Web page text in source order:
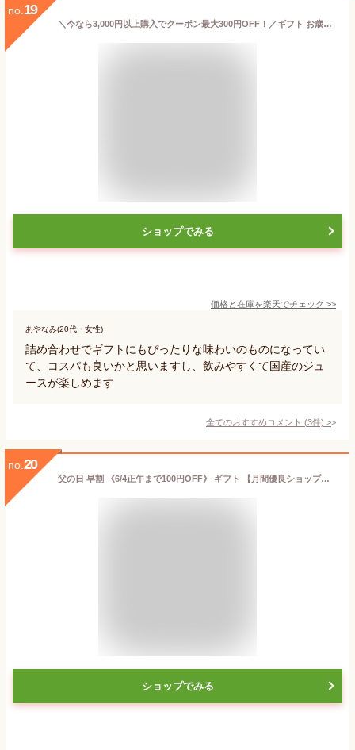
no. 19
＼今なら3,000円以上購入でクーポン最大300円OFF！／ギフト お歳暮 御歳暮 ジュース 詰め合わせ みかんジュース オレンジジュース みかん ジュース フルーツジュース 180ml 5本 8本 10本 和歌山 果汁100％ ストレート 誕生日プレゼント 内祝い 結婚祝い 出産祝い 出産内祝い
ショップでみる
価格と在庫を楽天でチェック >>
あやなみ(20代・女性)
詰め合わせでギフトにもぴったりな味わいのものになってい
て、コスパも良いかと思いますし、飲みやすくて国産のジュ
ースが楽しめます
全てのおすすめコメント (3件) >
no. 20
父の日 早割 《6/4正午まで100円OFF》 ギフト 【月間優良ショップ受賞】 干物 無添加 干物セット 6種13枚 のどぐろ 入 干物 高級 【冷凍】 高評価 内祝い お返し プレゼント お祝 人気 50代 60代 70代 食べ物 送料無料
ショップでみる